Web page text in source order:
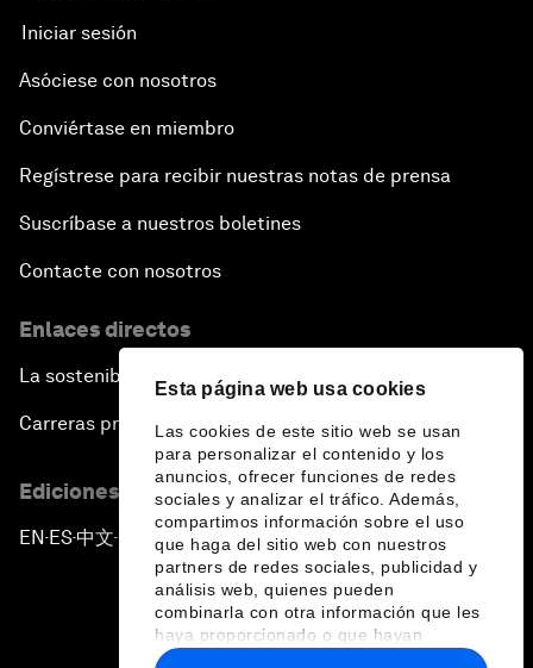
Esta página web usa cookies
Las cookies de este sitio web se usan
para personalizar el contenido y los
anuncios, ofrecer funciones de redes
sociales y analizar el tráfico. Además,
compartimos información sobre el uso
que haga del sitio web con nuestros
partners de redes sociales, publicidad y
análisis web, quienes pueden
combinarla con otra información que les
haya proporcionado o que hayan
recopilado a partir del uso que haya
Iniciar sesión
Asóciese con nosotros
Conviértase en miembro
Regístrese para recibir nuestras notas de prensa
Suscríbase a nuestros boletines
Contacte con nosotros
Enlaces directos
La sostenibilidad en el Foro
Carreras profesionales
Ediciones en otros idiomas
EN ▪ES▪中文▪ 日本語